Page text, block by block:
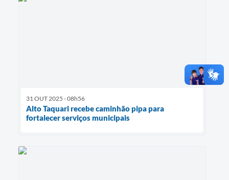
31 OUT 2025 - 08h56
Alto Taquari recebe caminhão pipa para
fortalecer serviços municipais